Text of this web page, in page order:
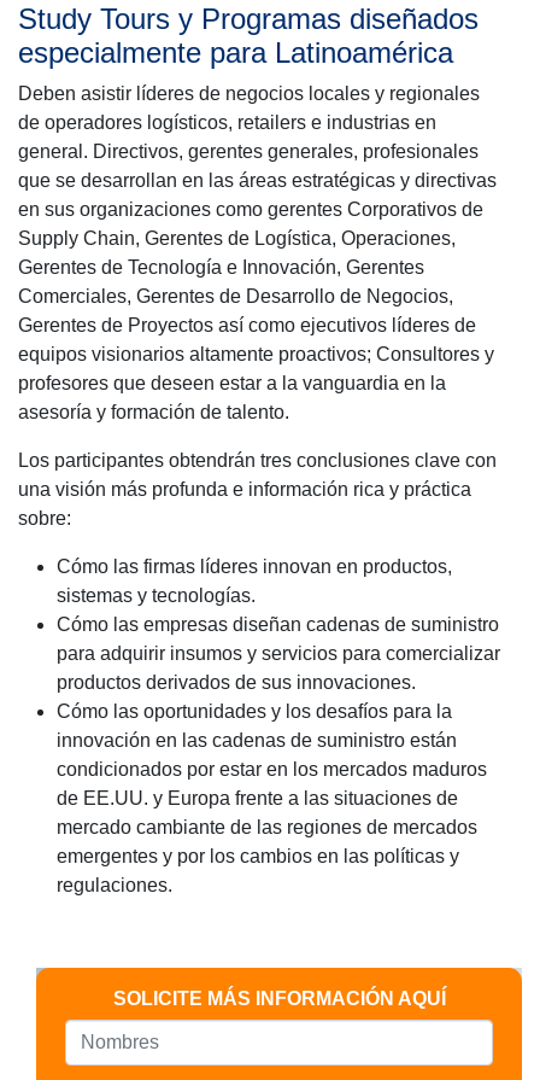
Study Tours y Programas diseñados
especialmente para Latinoamérica
Deben asistir líderes de negocios locales y regionales
de operadores logísticos, retailers e industrias en
general. Directivos, gerentes generales, profesionales
que se desarrollan en las áreas estratégicas y directivas
en sus organizaciones como gerentes Corporativos de
Supply Chain, Gerentes de Logística, Operaciones,
Gerentes de Tecnología e Innovación, Gerentes
Comerciales, Gerentes de Desarrollo de Negocios,
Gerentes de Proyectos así como ejecutivos líderes de
equipos visionarios altamente proactivos; Consultores y
profesores que deseen estar a la vanguardia en la
asesoría y formación de talento.
Los participantes obtendrán tres conclusiones clave con
una visión más profunda e información rica y práctica
sobre:
Cómo las firmas líderes innovan en productos,
sistemas y tecnologías.
Cómo las empresas diseñan cadenas de suministro
para adquirir insumos y servicios para comercializar
productos derivados de sus innovaciones.
Cómo las oportunidades y los desafíos para la
innovación en las cadenas de suministro están
condicionados por estar en los mercados maduros
de EE.UU. y Europa frente a las situaciones de
mercado cambiante de las regiones de mercados
emergentes y por los cambios en las políticas y
regulaciones.
SOLICITE MÁS INFORMACIÓN AQUÍ
Nombres